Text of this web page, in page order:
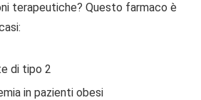
terapeutiche? Questo farmaco è
di tipo 2
in pazienti obesi